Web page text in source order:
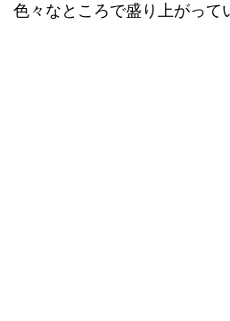
色々なところで盛り上がって